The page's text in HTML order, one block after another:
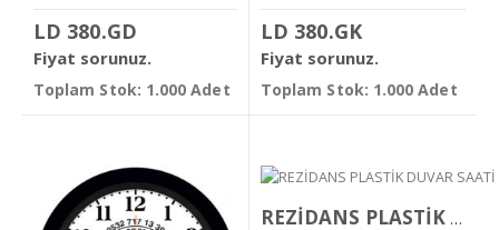
LD 380.GD
Fiyat sorunuz.
Toplam Stok: 1.000 Adet
LD 380.GK
Fiyat sorunuz.
Toplam Stok: 1.000 Adet
REZİDANS PLASTİK DUVAR SAATİ